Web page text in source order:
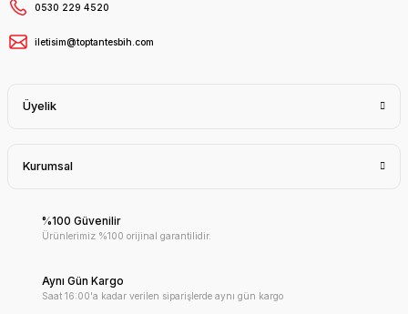
0530 229 4520
iletisim@toptantesbih.com
Üyelik
Kurumsal
%100 Güvenilir
Ürünlerimiz %100 orijinal garantilidir.
Aynı Gün Kargo
Saat 16:00'a kadar verilen siparişlerde aynı gün kargo